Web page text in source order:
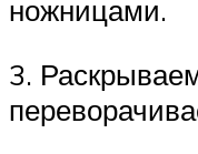
ножницами.
3.